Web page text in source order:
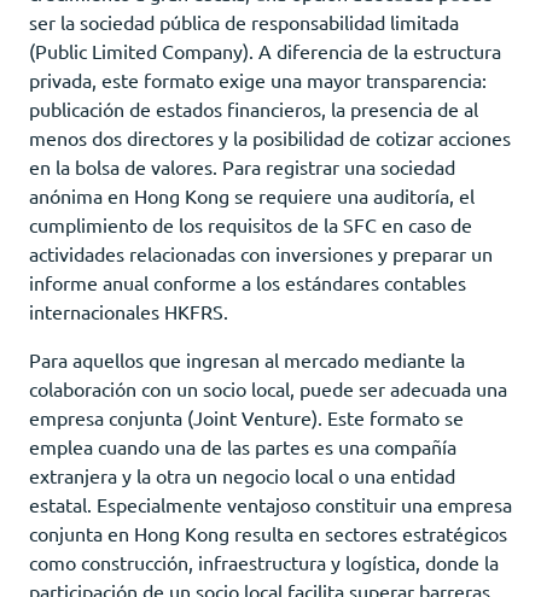
ser la sociedad pública de responsabilidad limitada
(Public Limited Company). A diferencia de la estructura
privada, este formato exige una mayor transparencia:
publicación de estados financieros, la presencia de al
menos dos directores y la posibilidad de cotizar acciones
en la bolsa de valores. Para registrar una sociedad
anónima en Hong Kong se requiere una auditoría, el
cumplimiento de los requisitos de la SFC en caso de
actividades relacionadas con inversiones y preparar un
informe anual conforme a los estándares contables
internacionales HKFRS.
Para aquellos que ingresan al mercado mediante la
colaboración con un socio local, puede ser adecuada una
empresa conjunta (Joint Venture). Este formato se
emplea cuando una de las partes es una compañía
extranjera y la otra un negocio local o una entidad
estatal. Especialmente ventajoso сonstituir una empresa
conjunta en Hong Kong resulta en sectores estratégicos
como construcción, infraestructura y logística, donde la
participación de un socio local facilita superar barreras